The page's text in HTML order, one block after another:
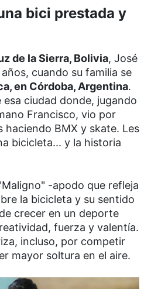
bici prestada y
de la Sierra, Bolivia, José
cuando su familia se
en Córdoba, Argentina.
esa ciudad donde, jugando
Francisco, vio por
haciendo BMX y skate. Les
bicicleta... y la historia
-apodo que refleja
la bicicleta y su sentido
crecer en un deporte
fuerza y valentía.
incluso, por competir
mayor soltura en el aire.